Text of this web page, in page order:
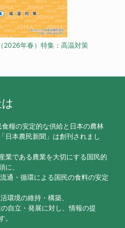
2026年春）特集：高温対策
糧の安定的な供給と日本の農林
日本農民新聞」は創刊されまし
業である農業を大切にする国民的
に、
通・循環による国民の食料の安定
環境の維持・構築、
自立・発展に対し、情報の提
。